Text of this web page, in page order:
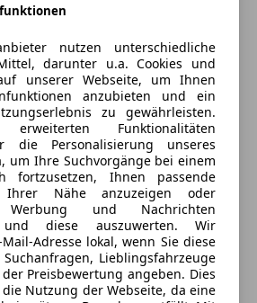
nutzen unterschiedliche
darunter u.a. Cookies und
unserer Webseite, um Ihnen
anzubieten und ein
zu gewährleisten.
Funktionalitäten
die Personalisierung unseres
um Ihre Suchvorgänge bei einem
fortzusetzen, Ihnen passende
Nähe anzuzeigen oder
Werbung und Nachrichten
und diese auszuwerten. Wir
Adresse lokal, wenn Sie diese
Lieblingsfahrzeuge
Preisbewertung angeben. Dies
Nutzung der Webseite, da eine